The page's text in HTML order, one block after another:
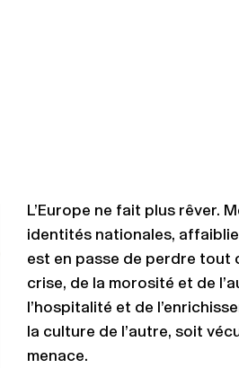
L’Europe ne fait plus rêver.
identités nationales,
est en passe de perdre tout
crise, de la morosité et de
l’hospitalité et de
la culture de l’autre, soit
menace.